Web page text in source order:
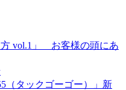
方 vol.1」 お客様の頭にあ
（タックゴーゴー）」新